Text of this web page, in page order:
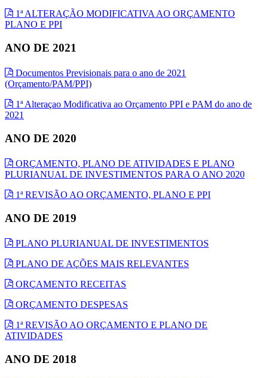
1ª ALTERAÇÃO MODIFICATIVA AO ORÇAMENTO
PLANO E PPI
ANO DE 2021
Documentos Previsionais para o ano de 2021
(Orçamento/PAM/PPI)
1ª Alteraçao Modificativa ao Orçamento PPI e PAM do ano de
2021
ANO DE 2020
ORÇAMENTO, PLANO DE ATIVIDADES E PLANO
PLURIANUAL DE INVESTIMENTOS PARA O ANO 2020
1ª REVISÃO AO ORÇAMENTO, PLANO E PPI
ANO DE 2019
PLANO PLURIANUAL DE INVESTIMENTOS
PLANO DE AÇÕES MAIS RELEVANTES
ORÇAMENTO RECEITAS
ORÇAMENTO DESPESAS
1ª REVISÃO AO ORÇAMENTO E PLANO DE
ATIVIDADES
ANO DE 2018